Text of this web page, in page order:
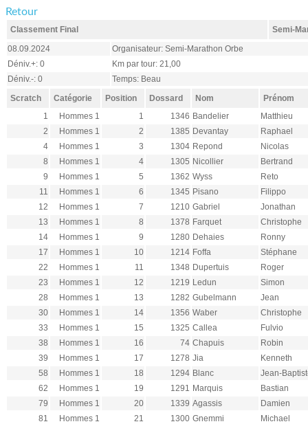
Retour
Classement Final
Semi-
08.09.2024
Organisateur: Semi-Marathon Orbe
Déniv.+: 0
Km par tour: 21,00
Déniv.-: 0
Temps: Beau
Scratch
Catégorie Position Dossard Nom
Prénom
1
Hommes 1 1 1346 Bandelier
Matthieu
2
Hommes 1 2 1385 Devantay
Raphael
4
Hommes 1 3 1304 Repond
Nicolas
8
Hommes 1 4 1305 Nicollier
Bertrand
9
Hommes 1 5 1362 Wyss
Reto
11
Hommes 1 6 1345 Pisano
Filippo
12
Hommes 1 7 1210 Gabriel
Jonathan
13
Hommes 1 8 1378 Farquet
Christophe
14
Hommes 1 9 1280 Dehaies
Ronny
17
Hommes 1 10 1214 Foffa
Stéphane
22
Hommes 1 11 1348 Dupertuis
Roger
23
Hommes 1 12 1219 Ledun
Simon
28
Hommes 1 13 1282 Gubelmann
Jean
30
Hommes 1 14 1356 Waber
Christophe
33
Hommes 1 15 1325 Callea
Fulvio
38
Hommes 1 16 74 Chapuis
Robin
39
Hommes 1 17 1278 Jia
Kenneth
58
Hommes 1 18 1294 Blanc
Jean-
62
Hommes 1 19 1291 Marquis
Bastian
79
Hommes 1 20 1339 Agassis
Damien
81
Hommes 1 21 1300 Gnemmi
Michael